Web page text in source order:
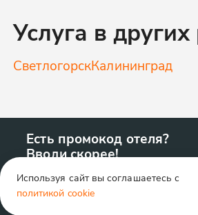
Услуга в
СветлогорскКалининград
Есть промокод отеля?
Вводи скорее!
Используя сайт вы соглашаетесь с
политикой cookie